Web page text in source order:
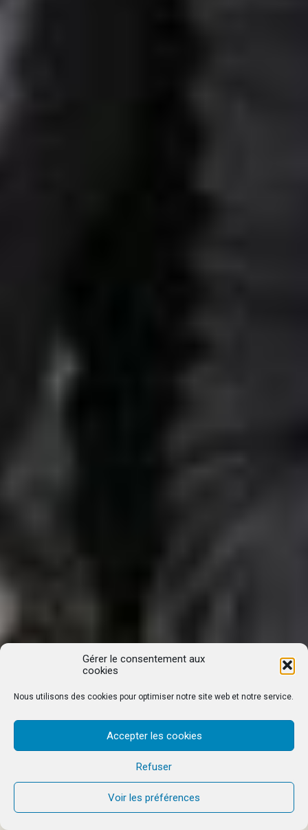
Gérer le consentement aux
cookies
Nous utilisons des cookies pour optimiser notre site web et notre service.
Accepter les cookies
Refuser
Voir les préférences